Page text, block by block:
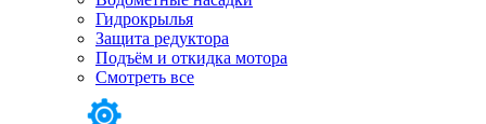
Гидрокрылья
Защита редуктора
Подъём и откидка мотора
Смотреть все